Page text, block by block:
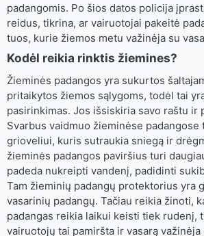
padangomis. Po šios datos policija
reidus, tikrina, ar vairuotojai pakeitė
tuos, kurie žiemos metu važinėja su
Kodėl reikia rinktis žiemines?
Žieminės padangos yra sukurtos
pritaikytos žiemos sąlygoms, todėl tai
pasirinkimas. Jos išsiskiria savo raštu ir
Svarbus vaidmuo žieminėse padangose
grioveliui, kuris sutraukia sniegą ir
žieminės padangos paviršius turi
padeda nukreipti vandenį, padidinti
Tam žieminių padangų protektorius yra
vasarinių padangų. Tačiau reikia žinoti,
padangas reikia laikui keisti tiek rudenį,
vairuotojų tai pamiršta ir vasarą